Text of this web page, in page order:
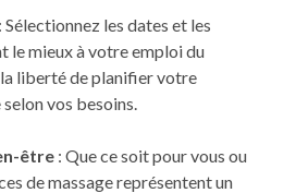
: Sélectionnez les dates et les
le mieux à votre emploi du
liberté de planifier votre
vos besoins.
être : Que ce soit pour vous ou
de massage représentent un